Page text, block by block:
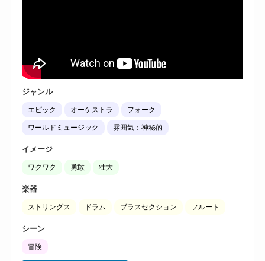
ジャンル
エピック オーケストラ フォーク
ワールドミュージック 雰囲気：神秘的
イメージ
ワクワク 勇敢 壮大
楽器
ストリングス ドラム ブラスセクション フルート
シーン
冒険